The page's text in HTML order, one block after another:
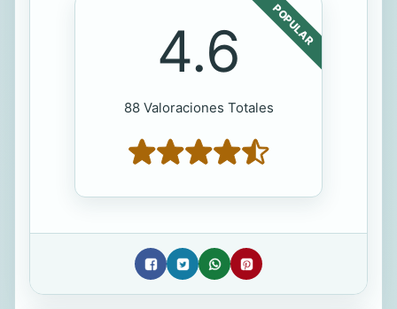
POPULAR
4.6
88 Valoraciones Totales